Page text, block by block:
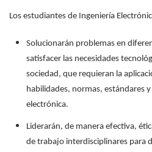
Los estudiantes de Ingeniería
Solucionarán problemas en
satisfacer las necesidades
sociedad, que requieran la
habilidades, normas, estándares
electrónica.
Liderarán, de manera efectiva,
de trabajo interdisciplinares para